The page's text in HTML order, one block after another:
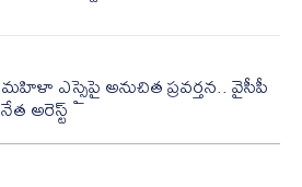
మహిళా ఎస్సైపై అనుచిత ప్రవర్తన.. వైసీపీ
నేత అరెస్ట్